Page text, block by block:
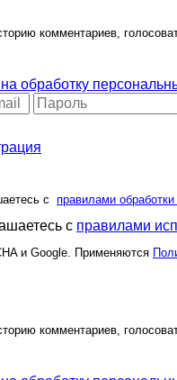
комментариев,
на обработку
с правилами
с правилами
и Google. Применяются
комментариев,